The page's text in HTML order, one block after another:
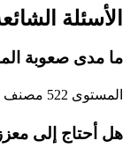
الأسئلة
ما مدى صعوبة
المستوى 522 مصنف كمستوى Hell Mode (⭐⭐⭐⭐⭐⭐). Ultimate challenge يتطلب هذا المستوى مهارات خبير في حل الألغاز.
هل أحتاج إلى